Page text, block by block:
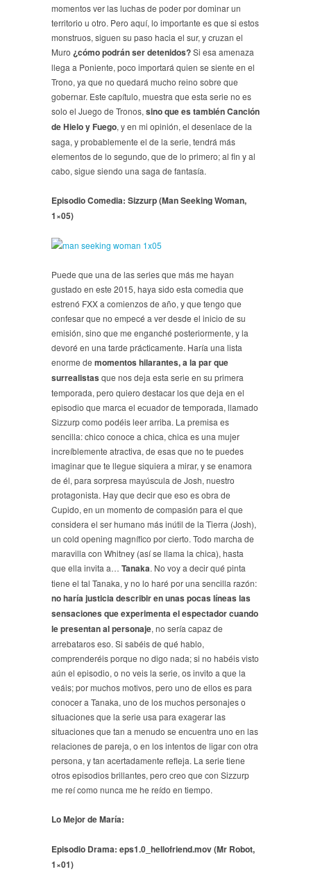
momentos ver las luchas de poder por dominar un
territorio u otro. Pero aquí, lo importante es que si estos
monstruos, siguen su paso hacia el sur, y cruzan el
Muro ¿cómo podrán ser detenidos?Si esa amenaza
llega a Poniente, poco importará quien se siente en el
Trono, ya que no quedará mucho reino sobre que
gobernar. Este capítulo, muestra que esta serie no es
solo el Juego de Tronos, sino que es también Canción
de Hielo y Fuego, y en mi opinión, el desenlace de la
saga, y probablemente el de la serie, tendrá más
elementos de lo segundo, que de lo primero; al fin y al
cabo, sigue siendo una saga de fantasía.
Episodio Comedia: Sizzurp (Man Seeking Woman,
1×05)
Puede que una de las series que más me hayan
gustado en este 2015, haya sido esta comedia que
estrenó FXX a comienzos de año, y que tengo que
confesar que no empecé a ver desde el inicio de su
emisión, sino que me enganché posteriormente, y la
devoré en una tarde prácticamente. Haría una lista
enorme de momentos hilarantes, a la par que
surrealistas que nos deja esta serie en su primera
temporada, pero quiero destacar los que deja en el
episodio que marca el ecuador de temporada, llamado
Sizzurp como podéis leer arriba. La premisa es
sencilla: chico conoce a chica, chica es una mujer
increíblemente atractiva, de esas que no te puedes
imaginar que te llegue siquiera a mirar, y se enamora
de él, para sorpresa mayúscula de Josh, nuestro
protagonista. Hay que decir que eso es obra de
Cupido, en un momento de compasión para el que
considera el ser humano más inútil de la Tierra (Josh),
un cold opening magnífico por cierto. Todo marcha de
maravilla con Whitney (así se llama la chica), hasta
que ella invita a… Tanaka. No voy a decir qué pinta
tiene el tal Tanaka, y no lo haré por una sencilla razón:
no haría justicia describir en unas pocas líneas las
sensaciones que experimenta el espectador cuando
le presentan al personaje, no sería capaz de
arrebataros eso. Si sabéis de qué hablo,
comprenderéis porque no digo nada; si no habéis visto
aún el episodio, o no veis la serie, os invito a que la
veáis; por muchos motivos, pero uno de ellos es para
conocer a Tanaka, uno de los muchos personajes o
situaciones que la serie usa para exagerar las
situaciones que tan a menudo se encuentra uno en las
relaciones de pareja, o en los intentos de ligar con otra
persona, y tan acertadamente refleja. La serie tiene
otros episodios brillantes, pero creo que con Sizzurp
me reí como nunca me he reído en tiempo.
Lo Mejor de María:
Episodio Drama: eps1.0_hellofriend.mov(Mr Robot,
1×01)